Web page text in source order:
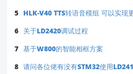
5 HLK-V40 TTS转语音模组 可以实现
6 关于LD2420调试过程
7 基于W800的智能相框方案
8 请问各位佬有没有STM32使用